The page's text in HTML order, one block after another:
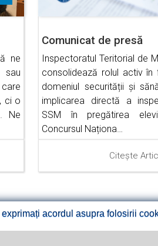
ne
sau
ci o
Ne
Comunicat de presă
Inspectoratul Teritorial de
consolidează rolul activ în
domeniul securității și
implicarea directă a
SSM în pregătirea
Concursul Naționa…
Citește
acordul asupra folosirii